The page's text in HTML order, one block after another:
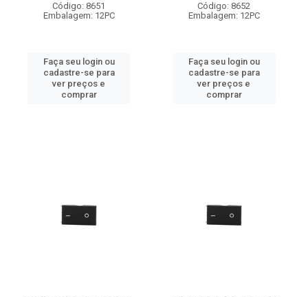
Código: 8651
Embalagem: 12PC
Faça seu login ou
cadastre-se para
ver preços e
comprar
Código: 8652
Embalagem: 12PC
Faça seu login ou
cadastre-se para
ver preços e
comprar